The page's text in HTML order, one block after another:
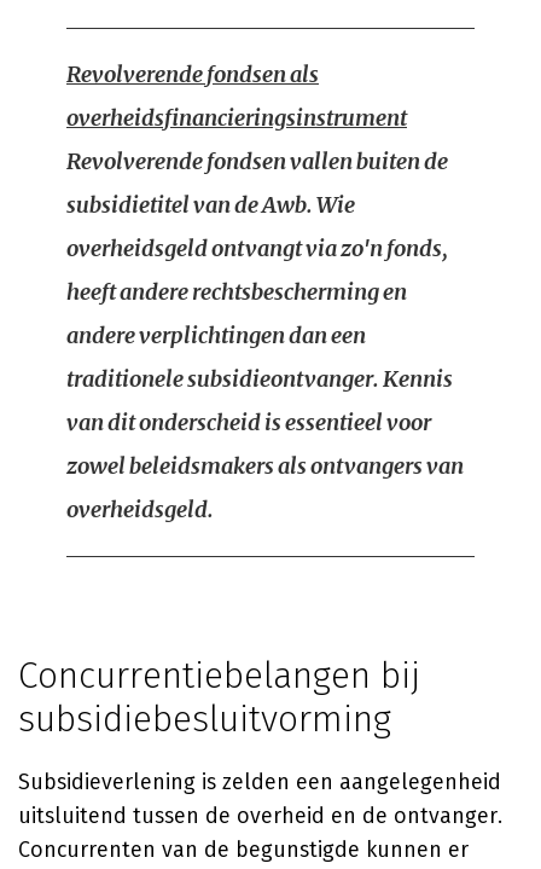
Revolverende fondsen als
overheidsfinancieringsinstrument
Revolverende fondsen vallen buiten de
subsidietitel van de Awb. Wie
overheidsgeld ontvangt via zo'n fonds,
heeft andere rechtsbescherming en
andere verplichtingen dan een
traditionele subsidieontvanger. Kennis
van dit onderscheid is essentieel voor
zowel beleidsmakers als ontvangers van
overheidsgeld.
Concurrentiebelangen bij
subsidiebesluitvorming
Subsidieverlening is zelden een aangelegenheid
uitsluitend tussen de overheid en de ontvanger.
Concurrenten van de begunstigde kunnen er